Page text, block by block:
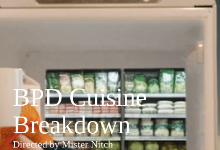
BPD Cuisine
Breakdown
Directed by Mister Nitch